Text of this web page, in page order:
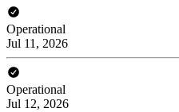
Operational
Jul 11, 2026
Operational
Jul 12, 2026